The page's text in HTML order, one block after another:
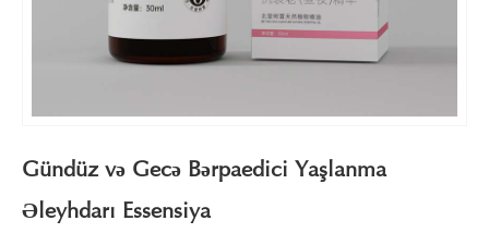
Gündüz və Gecə Bərpaedici Yaşlanma
Əleyhdarı Essensiya